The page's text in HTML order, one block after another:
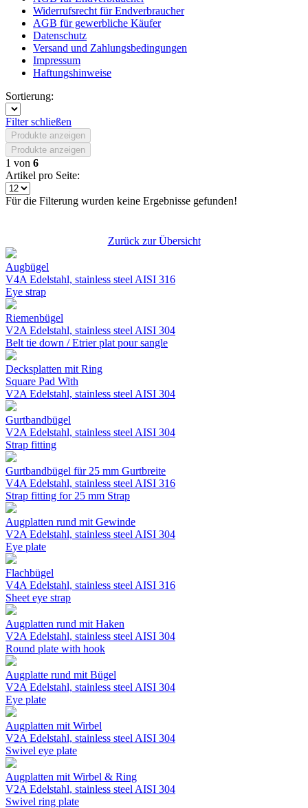
Widerrufsrecht für Endverbraucher
AGB für gewerbliche Käufer
Datenschutz
Versand und Zahlungsbedingungen
Impressum
Haftungshinweise
Sortierung:
Filter schließen
Produkte anzeigen
Produkte anzeigen
1 von 6
Artikel pro Seite:
Für die Filterung wurden keine Ergebnisse gefunden!
Zurück zur Übersicht
Augbügel
V4A Edelstahl, stainless steel AISI 316
Eye strap
Riemenbügel
V2A Edelstahl, stainless steel AISI 304
Belt tie down / Etrier plat pour sangle
Decksplatten mit Ring
Square Pad With
V2A Edelstahl, stainless steel AISI 304
Gurtbandbügel
V2A Edelstahl, stainless steel AISI 304
Strap fitting
Gurtbandbügel für 25 mm Gurtbreite
V4A Edelstahl, stainless steel AISI 316
Strap fitting for 25 mm Strap
Augplatten rund mit Gewinde
V2A Edelstahl, stainless steel AISI 304
Eye plate
Flachbügel
V4A Edelstahl, stainless steel AISI 316
Sheet eye strap
Augplatten rund mit Haken
V2A Edelstahl, stainless steel AISI 304
Round plate with hook
Augplatte rund mit Bügel
V2A Edelstahl, stainless steel AISI 304
Eye plate
Augplatten mit Wirbel
V2A Edelstahl, stainless steel AISI 304
Swivel eye plate
Augplatten mit Wirbel & Ring
V2A Edelstahl, stainless steel AISI 304
Swivel ring plate